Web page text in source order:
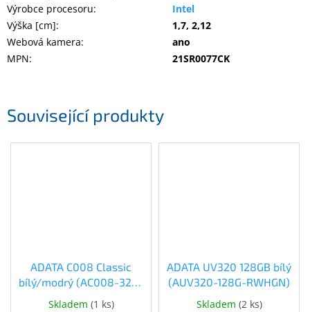
Související produkty
ADATA C008 Classic
bílý/modrý (AC008-32G-
RWE)
Skladem (1 ks)
ADATA UV320 128GB bílý
(AUV320-128G-RWHGN)
Skladem (2 ks)
Výrobce procesoru:
Intel
Výška [cm]:
1,7, 2,12
Webová kamera:
ano
MPN: 21SR0077CK